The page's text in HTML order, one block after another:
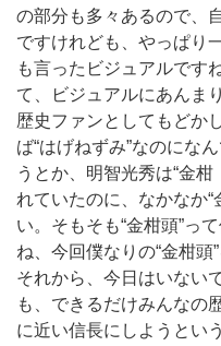
の部分も多々あるので、
ですけれども、やっぱり
も言ったビジュアルです
て、ビジュアルにあんま
歴史ファンとしてもどか
ば“はげねずみ”なのにな
うとか、明智光秀は“金
れていたのに、なかなか
い。そもそも“金柑頭”っ
ね、今回僕なりの“金柑頭
それから、今日はいない
も、できるだけみんなの
に近い信長にしようとい